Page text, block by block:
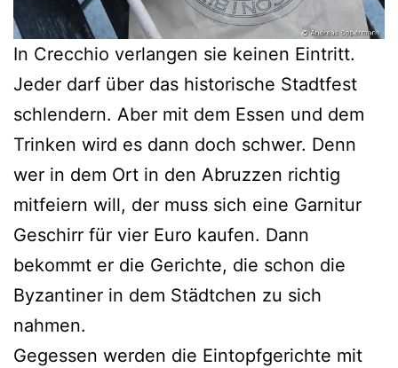
In Crecchio verlangen sie keinen Eintritt.
Jeder darf über das historische Stadtfest
schlendern. Aber mit dem Essen und dem
Trinken wird es dann doch schwer. Denn
wer in dem Ort in den Abruzzen richtig
mitfeiern will, der muss sich eine Garnitur
Geschirr für vier Euro kaufen. Dann
bekommt er die Gerichte, die schon die
Byzantiner in dem Städtchen zu sich
nahmen.
Gegessen werden die Eintopfgerichte mit